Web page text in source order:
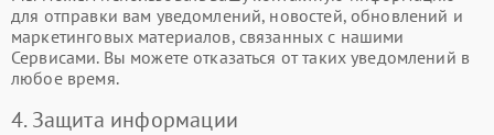
для отправки вам уведомлений, новостей, обновлений и
маркетинговых материалов, связанных с нашими
Сервисами. Вы можете отказаться от таких уведомлений в
любое время.
4. Защита информации